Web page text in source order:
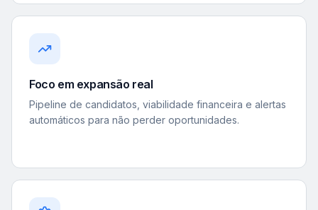
Foco em expansão real
Pipeline de candidatos, viabilidade financeira e alertas
automáticos para não perder oportunidades.